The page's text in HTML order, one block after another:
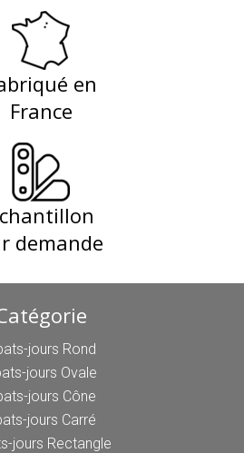
en
France
demande
jours Rond
jours Ovale
jours Cône
jours Carré
jours Rectangle